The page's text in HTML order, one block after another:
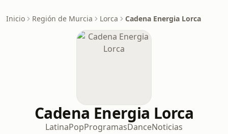
Inicio Región de Murcia Lorca Cadena Energia Lorca
Cadena Energia Lorca
LatinaPopProgramasDanceNoticias